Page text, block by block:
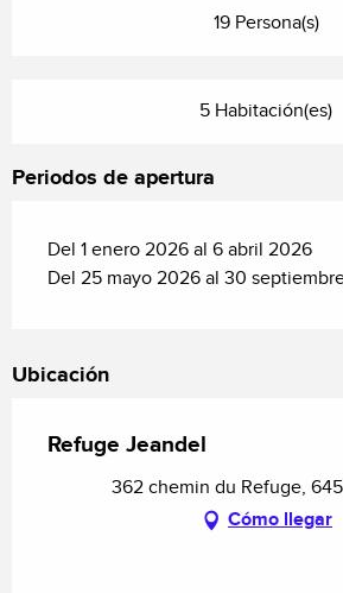
19 Persona(s)
5 Habitación(es)
Periodos de apertura
Del 1 enero 2026 al 6 abril 2026
Del 25 mayo 2026 al 30
Ubicación
Refuge Jeandel
362 chemin du Refuge,
Cómo llegar